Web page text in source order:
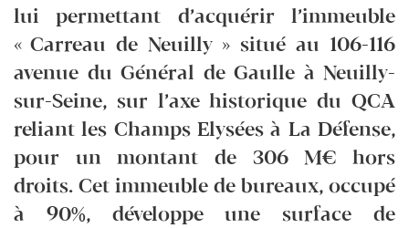
lui permettant d’acquérir l’immeuble
« Carreau de Neuilly » situé au 106-116
avenue du Général de Gaulle à Neuilly-
sur-Seine, sur l’axe historique du QCA
reliant les Champs Elysées à La Défense,
pour un montant de 306 M€ hors
droits. Cet immeuble de bureaux, occupé
à 90%, développe une surface de